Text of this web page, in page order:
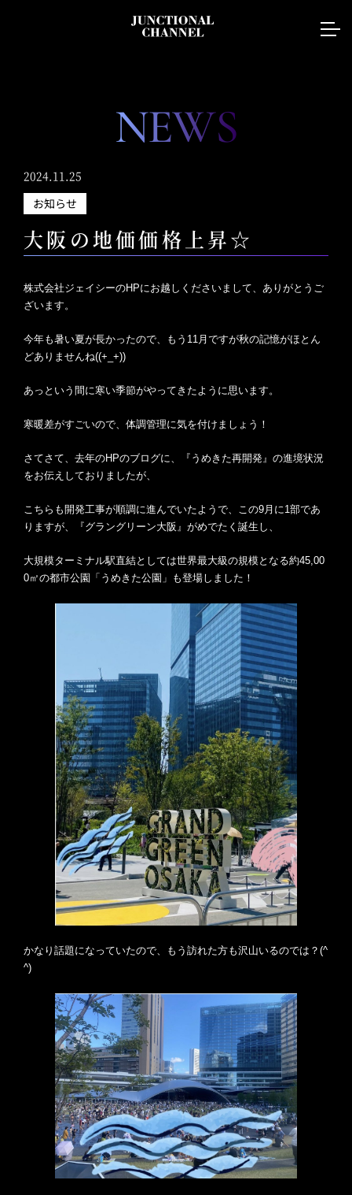
NEWS
2024.11.25
お知らせ
大阪の地価価格上昇☆
株式会社ジェイシーのHPにお越しくださいまして、ありがとうご
ざいます。
今年も暑い夏が長かったので、もう11月ですが秋の記憶がほとん
どありませんね((+_+))
あっという間に寒い季節がやってきたように思います。
寒暖差がすごいので、体調管理に気を付けましょう！
さてさて、去年のHPのブログに、『うめきた再開発』の進境状況
をお伝えしておりましたが、
こちらも開発工事が順調に進んでいたようで、この9月に1部であ
りますが、『グラングリーン大阪』がめでたく誕生し、
大規模ターミナル駅直結としては世界最大級の規模となる約45,00
0㎡の都市公園「うめきた公園」も登場しました！
かなり話題になっていたので、もう訪れた方も沢山いるのでは？(^
^)